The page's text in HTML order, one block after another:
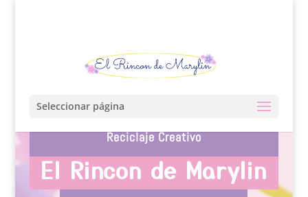
Seleccionar página
Reciclaje Creativo
El Rincon de Marylin